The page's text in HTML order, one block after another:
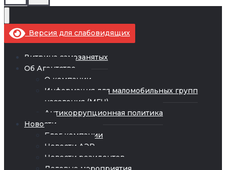
Версия для слабовидящих
Витрина самозанятых
Об Агентстве
О компании
Информация для маломобильных групп
населения (МГН)
Антикоррупционная политика
Новости
Блог компании
Новости АЭР
Новости резидентов